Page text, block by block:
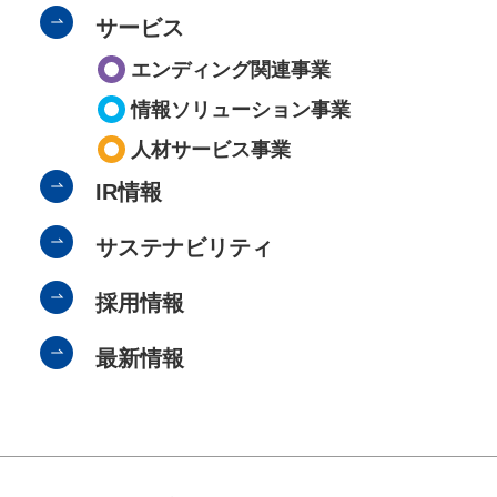
サービス
エンディング関連事業
情報ソリューション事業
人材サービス事業
IR情報
サステナビリティ
採用情報
最新情報